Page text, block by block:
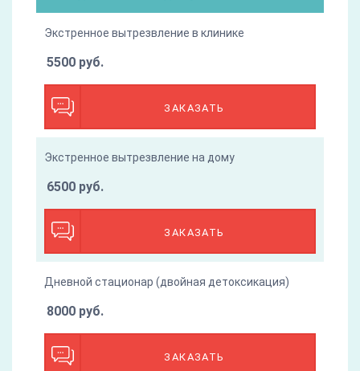
Экстренное вытрезвление в клинике
ЗАКАЗАТЬ
5500 руб.
Экстренное вытрезвление на дому
ЗАКАЗАТЬ
6500 руб.
Дневной стационар (двойная детоксикация)
ЗАКАЗАТЬ
8000 руб.